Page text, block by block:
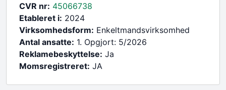
CVR nr: 45066738
Etableret i: 2024
Virksomhedsform: Enkeltmandsvirksomhed
Antal ansatte: 1. Opgjort: 5/2026
Reklamebeskyttelse: Ja
Momsregistreret: JA